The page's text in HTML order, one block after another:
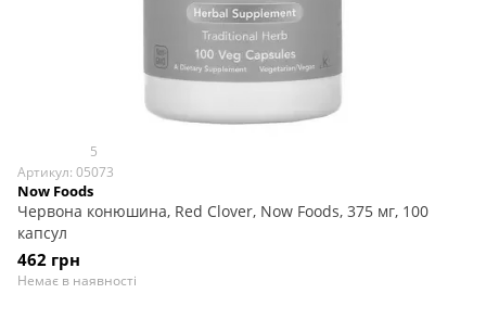
5
Артикул: 05073
Now Foods
Червона конюшина, Red Clover, Now Foods, 375 мг, 100
капсул
462 грн
Немає в наявності